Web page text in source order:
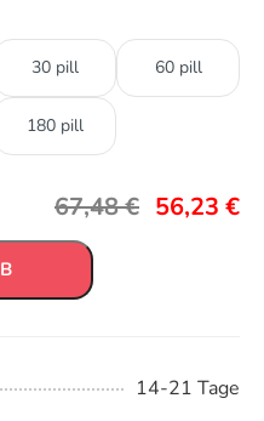
30 pill 60 pill
180 pill
67,48€ 56,23 €
14-21 Tage